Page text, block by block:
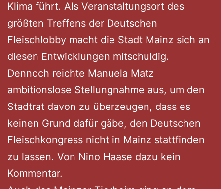
Klima führt. Als Veranstaltungsort des
größten Treffens der Deutschen
Fleischlobby macht die Stadt Mainz sich an
diesen Entwicklungen mitschuldig.
Dennoch reichte Manuela Matz
ambitionslose Stellungnahme aus, um den
Stadtrat davon zu überzeugen, dass es
keinen Grund dafür gäbe, den Deutschen
Fleischkongress nicht in Mainz stattfinden
zu lassen. Von Nino Haase dazu kein
Kommentar.